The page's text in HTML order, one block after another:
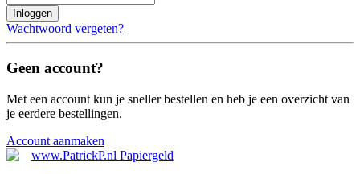
Inloggen
Wachtwoord vergeten?
Geen account?
Met een account kun je sneller bestellen en heb je een overzicht van
je eerdere bestellingen.
Account aanmaken